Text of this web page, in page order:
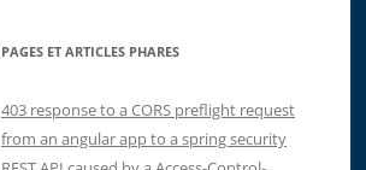
PAGES ET ARTICLES PHARES
403 response to a CORS preflight request
from an angular app to a spring security